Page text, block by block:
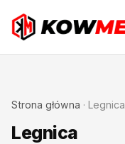
Strona główna · Legnica
Legnica